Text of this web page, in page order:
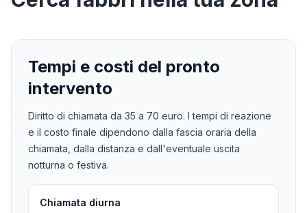
Tempi e costi del pronto
intervento
Diritto di chiamata da 35 a 70 euro. I tempi di reazione
e il costo finale dipendono dalla fascia oraria della
chiamata, dalla distanza e dall'eventuale uscita
notturna o festiva.
Chiamata diurna